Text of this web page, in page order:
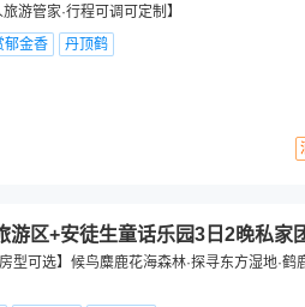
游管家·行程可调可定制】
郁金香 丹顶鹤
区+安徒生童话乐园3日2晚私家
型可选】候鸟麋鹿花海森林·探寻东方湿地·